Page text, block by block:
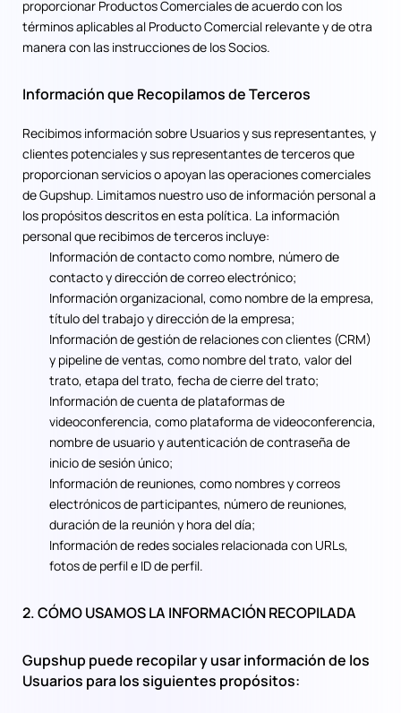
proporcionar Productos Comerciales de acuerdo con los
términos aplicables al Producto Comercial relevante y de otra
manera con las instrucciones de los Socios.
Información que Recopilamos de Terceros
Recibimos información sobre Usuarios y sus representantes, y
clientes potenciales y sus representantes de terceros que
proporcionan servicios o apoyan las operaciones comerciales
de Gupshup. Limitamos nuestro uso de información personal a
los propósitos descritos en esta política. La información
personal que recibimos de terceros incluye:
Información de contacto como nombre, número de
contacto y dirección de correo electrónico;
Información organizacional, como nombre de la empresa,
título del trabajo y dirección de la empresa;
Información de gestión de relaciones con clientes (CRM)
y pipeline de ventas, como nombre del trato, valor del
trato, etapa del trato, fecha de cierre del trato;
Información de cuenta de plataformas de
videoconferencia, como plataforma de videoconferencia,
nombre de usuario y autenticación de contraseña de
inicio de sesión único;
Información de reuniones, como nombres y correos
electrónicos de participantes, número de reuniones,
duración de la reunión y hora del día;
Información de redes sociales relacionada con URLs,
fotos de perfil e ID de perfil.
2. CÓMO USAMOS LA INFORMACIÓN RECOPILADA
Gupshup puede recopilar y usar información de los
Usuarios para los siguientes propósitos: